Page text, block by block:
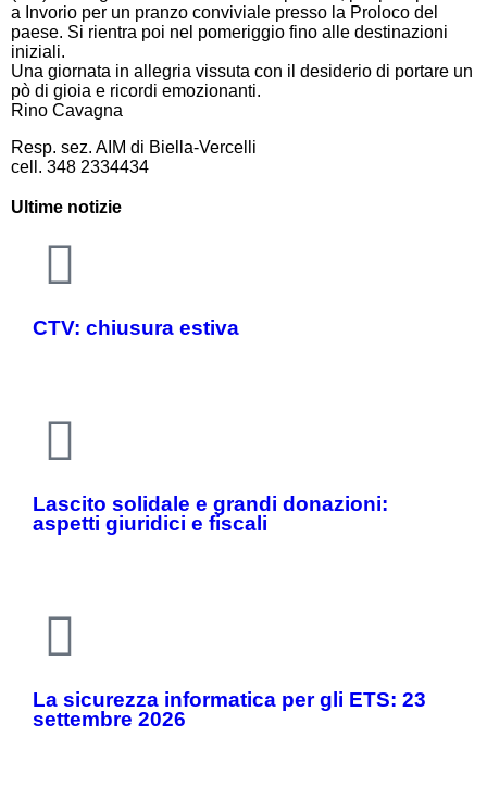
a Invorio per un pranzo conviviale presso la Proloco del
paese. Si rientra poi nel pomeriggio fino alle destinazioni
iniziali.
Una giornata in allegria vissuta con il desiderio di portare un
pò di gioia e ricordi emozionanti.
Rino Cavagna
Resp. sez. AIM di Biella-Vercelli
cell. 348 2334434
Ultime notizie
CTV: chiusura estiva
Lascito solidale e grandi donazioni:
aspetti giuridici e fiscali
La sicurezza informatica per gli ETS: 23
settembre 2026